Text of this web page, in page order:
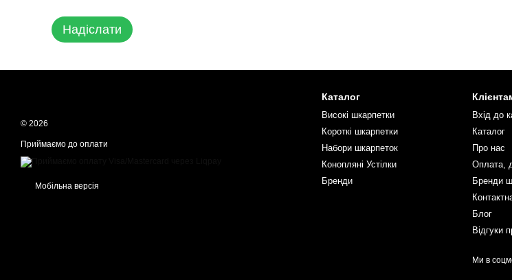
Надіслати
© 2026
Приймаємо до оплати
Мобільна версія
Каталог
Високі шкарпетки
Короткі шкарпетки
Набори шкарпеток
Конопляні Устілки
Бренди
Вхід до
Каталог
Про нас
Оплата,
Бренди
Блог
Відгуки
Ми в